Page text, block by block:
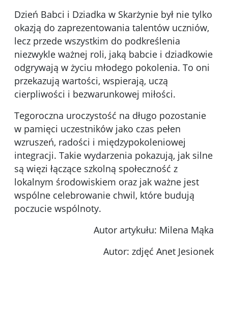
Dzień Babci i Dziadka w Skarżynie był nie tylko
okazją do zaprezentowania talentów uczniów,
lecz przede wszystkim do podkreślenia
niezwykle ważnej roli, jaką babcie i dziadkowie
odgrywają w życiu młodego pokolenia. To oni
przekazują wartości, wspierają, uczą
cierpliwości i bezwarunkowej miłości.
Tegoroczna uroczystość na długo pozostanie
w pamięci uczestników jako czas pełen
wzruszeń, radości i międzypokoleniowej
integracji. Takie wydarzenia pokazują, jak silne
są więzi łączące szkolną społeczność z
lokalnym środowiskiem oraz jak ważne jest
wspólne celebrowanie chwil, które budują
poczucie wspólnoty.
Autor artykułu: Milena Mąka
Autor: zdjęć Anet Jesionek